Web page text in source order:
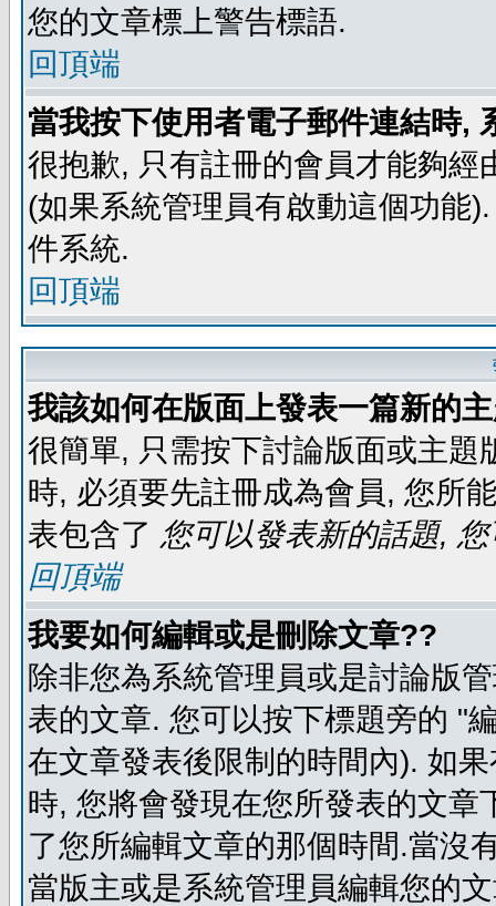
您的文章標上警告標語.
回頂端
當我按下使用者電子郵件連結時,
很抱歉, 只有註冊的會員才能夠
(如果系統管理員有啟動這個功能
件系統.
回頂端
我該如何在版面上發表一篇新的
很簡單, 只需按下討論版面或主
時, 必須要先註冊成為會員, 您所
表包含了 您可以發表新的話題,
回頂端
我要如何編輯或是刪除文章??
除非您為系統管理員或是討論版
表的文章. 您可以按下標題旁的 "
在文章發表後限制的時間內). 如
時, 您將會發現在您所發表的文
了您所編輯文章的那個時間.當沒
當版主或是系統管理員編輯您的